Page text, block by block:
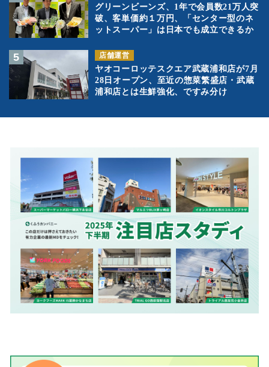
グリーンビーンズ、1年で会員数21万人突
破、客単価約１万円、「センター型のネ
ットスーパー」は日本でも成立できるか
店舗運営
ヤオコーロッテスクエア武蔵浦和店が7月
28日オープン、至近の惣菜繁盛店・武蔵
浦和店とは生鮮強化、ですみ分け